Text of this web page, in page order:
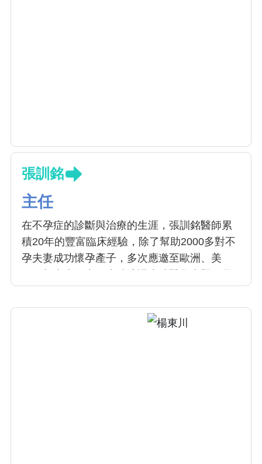
張訓銘
主任
在不孕症的診斷與治療的生涯，張訓銘醫師累
積20年的豐富臨床經驗，除了幫助2000多對不
孕夫妻成功懷孕產子，多次應邀至歐洲、美
篇，刊登在著名國際期刊。